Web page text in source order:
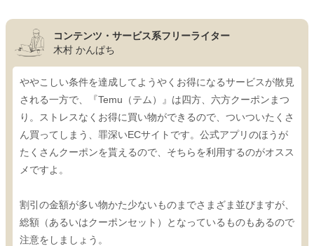
コンテンツ・サービス系フリーライター
木村 かんぱち
ややこしい条件を達成してようやくお得になるサービスが散見
される一方で、『Temu（テム）』は四方、六方クーポンまつ
り。ストレスなくお得に買い物ができるので、ついついたくさ
ん買ってしまう、罪深いECサイトです。公式アプリのほうが
たくさんクーポンを貰えるので、そちらを利用するのがオスス
メですよ。
割引の金額が多い物かた少ないものまでさまざま並びますが、
総額（あるいはクーポンセット）となっているものもあるので
注意をしましょう。